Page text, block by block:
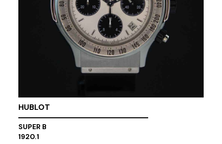
HUBLOT
SUPER B
1920.1